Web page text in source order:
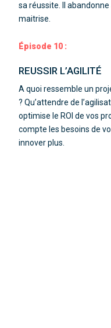
sa réussite. Il
maitrise.
Épisode 10 :
REUSSIR L’AGILITÉ
A quoi ressemble un
?Qu’attendre de
optimise le ROI de vos
compte les besoins de
innover plus.